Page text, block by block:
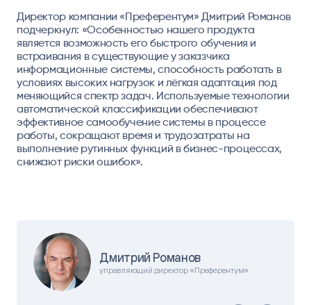
Дмитрий Романов
управляющий директор «Преферентум»
Директор компании «Преферентум» Дмитрий Романов
подчеркнул: «Особенностью нашего продукта
является возможность его быстрого обучения и
встраивания в существующие у заказчика
информационные системы, способность работать в
условиях высоких нагрузок и лёгкая адаптация под
меняющийся спектр задач. Используемые технологии
автоматической классификации обеспечивают
эффективное самообучение системы в процессе
работы, сокращают время и трудозатраты на
выполнение рутинных функций в бизнес-процессах,
снижают риски ошибок».